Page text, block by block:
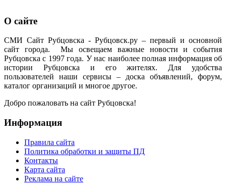
О сайте
СМИ Сайт Рубцовска - Рубцовск.ру – первый и основной
сайт города. Мы освещаем важные новости и события
Рубцовска с 1997 года. У нас наиболее полная информация об
истории Рубцовска и его жителях. Для удобства
пользователей наши сервисы – доска объявлений, форум,
каталог организаций и многое другое.
Добро пожаловать на сайт Рубцовска!
Информация
Правила сайта
Политика обработки и защиты ПД
Контакты
Карта сайта
Реклама на сайте